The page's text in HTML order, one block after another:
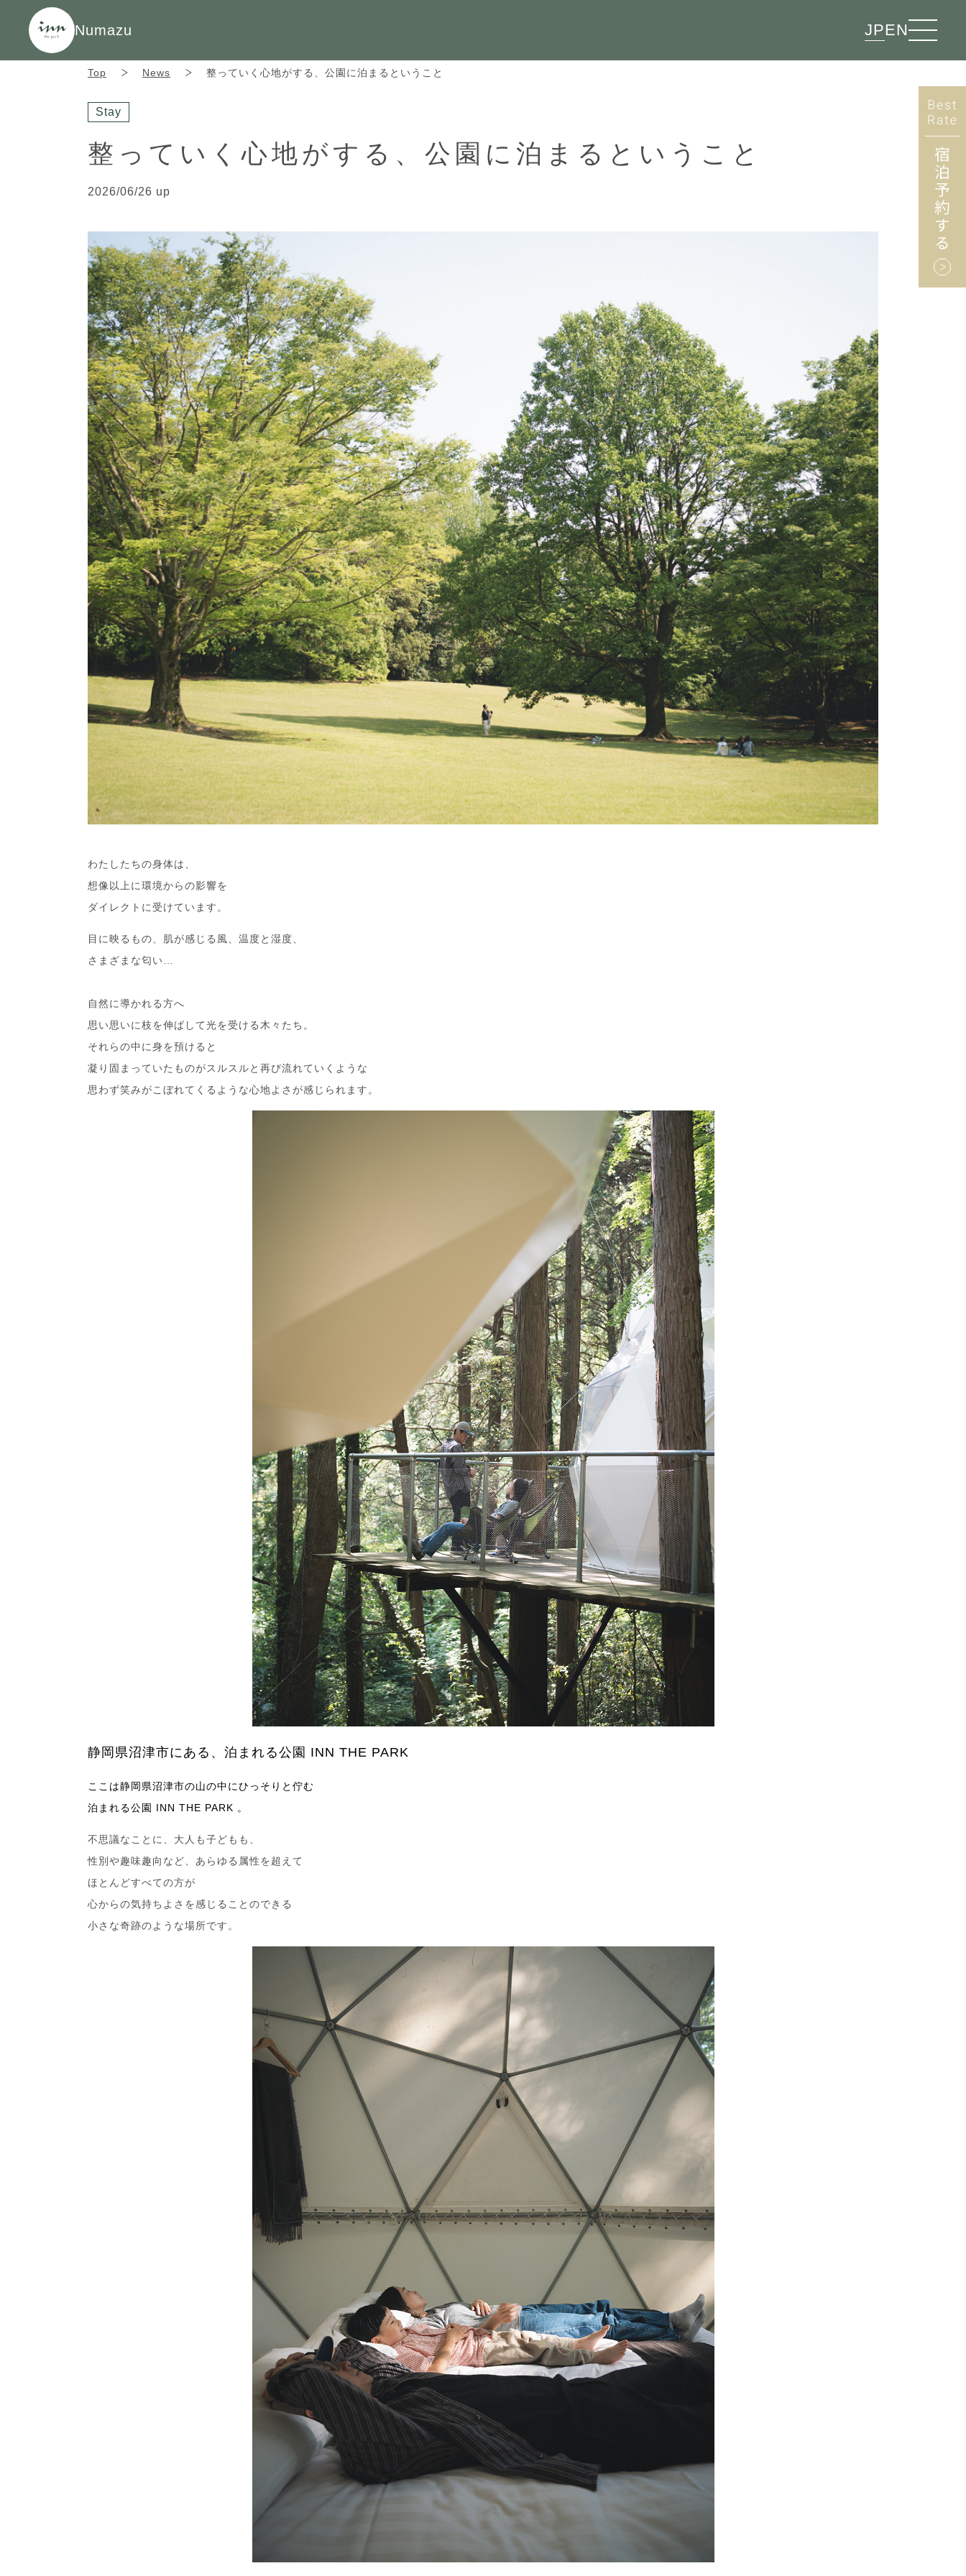
Numazu JPEN
Top News 整っていく心地がする、公園に泊まるということ
Stay
整っていく心地がする、公園に泊まるということ
2026/06/26 up
わたしたちの身体は、
想像以上に環境からの影響を
ダイレクトに受けています。
目に映るもの、肌が感じる風、温度と湿度、
さまざまな匂い…
自然に導かれる方へ
思い思いに枝を伸ばして光を受ける木々たち。
それらの中に身を預けると
凝り固まっていたものがスルスルと再び流れていくような
思わず笑みがこぼれてくるような心地よさが感じられます。
静岡県沼津市にある、泊まれる公園 INN THE PARK
ここは静岡県沼津市の山の中にひっそりと佇む
泊まれる公園 INN THE PARK 。
不思議なことに、大人も子どもも、
性別や趣味趣向など、あらゆる属性を超えて
ほとんどすべての方が
心からの気持ちよさを感じることのできる
小さな奇跡のような場所です。